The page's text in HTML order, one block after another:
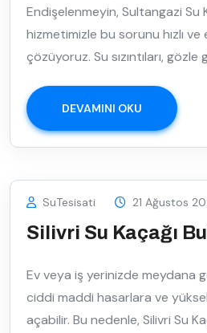
Endişelenmeyin, Sultangazi Su
hizmetimizle bu sorunu hızlı
çözüyoruz. Su sızıntıları,
DEVAMINI OKU
SuTesisati 21 Ağustos
Silivri Su Kaçağı
Ev veya iş yerinizde meydana
ciddi maddi hasarlara ve
açabilir. Bu nedenle, Silivri Su